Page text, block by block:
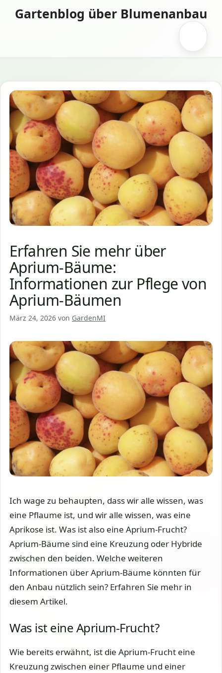
InhaltGartenblog über Blumenanbau
Erfahren Sie mehr über
Aprium-Bäume:
Informationen zur Pflege von
Aprium-Bäumen
März 24, 2026 von GardenMI
Ich wage zu behaupten, dass wir alle wissen, was
eine Pflaume ist, und wir alle wissen, was eine
Aprikose ist. Was ist also eine Aprium-Frucht?
Aprium-Bäume sind eine Kreuzung oder Hybride
zwischen den beiden. Welche weiteren
Informationen über Aprium-Bäume könnten für
den Anbau nützlich sein? Erfahren Sie mehr in
diesem Artikel.
Was ist eine Aprium-Frucht?
Wie bereits erwähnt, ist die Aprium-Frucht eine
Kreuzung zwischen einer Pflaume und einer